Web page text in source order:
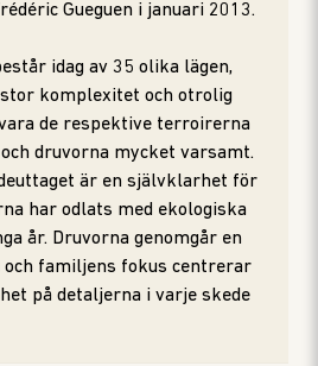
Gueguen i januari 2013.
idag av 35 olika lägen,
komplexitet och otrolig
de respektive terroirerna
druvorna mycket varsamt.
är en självklarhet för
har odlats med ekologiska
år. Druvorna genomgår en
och familjens fokus centrerar
på detaljerna i varje skede